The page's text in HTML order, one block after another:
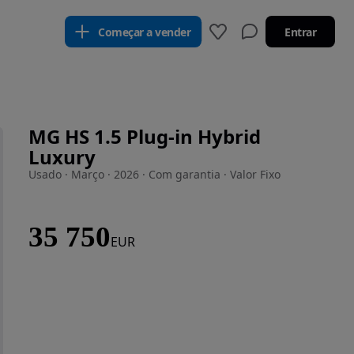
Começar a vender Entrar
MG HS 1.5 Plug-in Hybrid
Luxury
Usado · Março · 2026 · Com garantia · Valor Fixo
35 750EUR